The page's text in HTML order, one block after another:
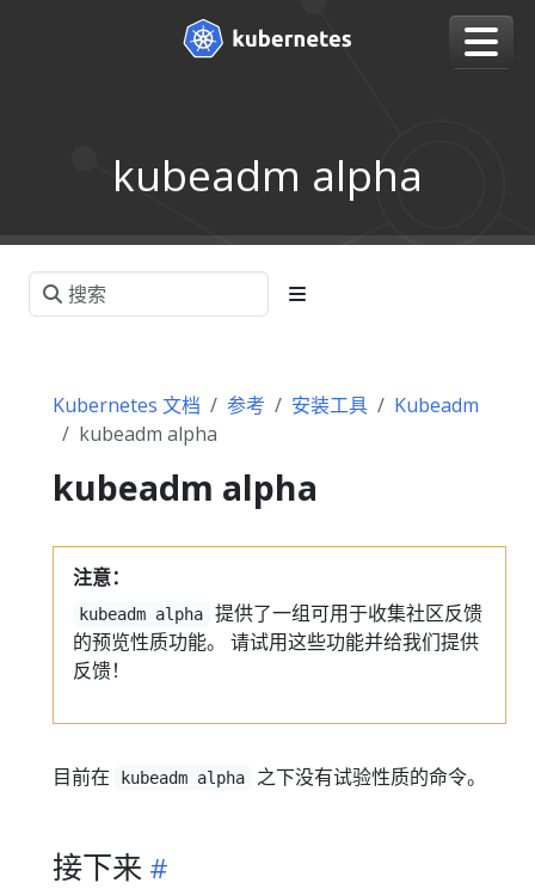
kubeadm alpha
Kubernetes 文档 参考 安装工具
Kubeadm
kubeadm alpha
kubeadm alpha
注意：
kubeadm alpha
提供了一组可用于收集社区反馈
的预览性质功能。 请试用这些功能并给我们提供
反馈！
目前在 kubeadm alpha 之下没有试验性质的命令。
接下来